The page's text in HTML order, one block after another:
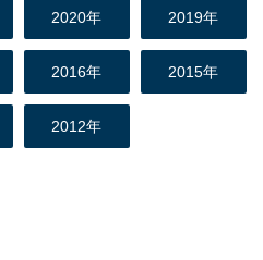
2020年 2019年
2016年 2015年
2012年